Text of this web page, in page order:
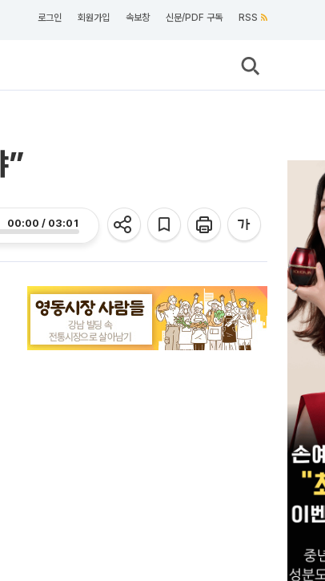
로그인 회원가입 속보창 신문/PDF 구독 RSS
”
00:00 / 03:01